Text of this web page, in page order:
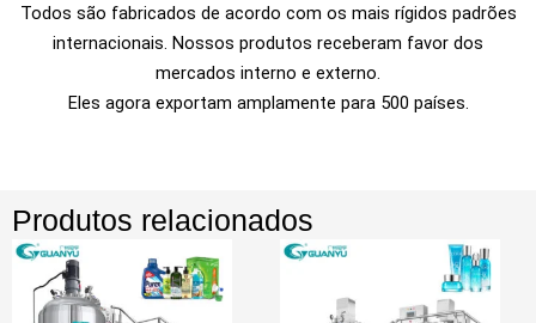
Todos são fabricados de acordo com os mais rígidos padrões
internacionais. Nossos produtos receberam favor dos
mercados interno e externo.
Eles agora exportam amplamente para 500 países.
Produtos relacionados